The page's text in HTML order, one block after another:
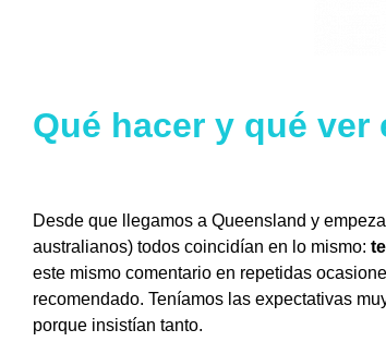
Qué hacer y qué
Desde que llegamos a Queensland y
australianos) todos coincidían en lo mismo:
este mismo comentario en repetidas
recomendado. Teníamos las expectativas
porque insistían tanto.